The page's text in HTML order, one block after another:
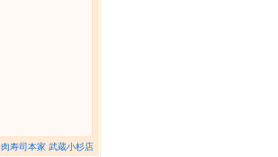
肉寿司本家 武蔵小杉店